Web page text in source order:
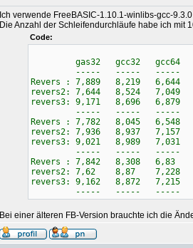
Ich verwende FreeBASIC-1.10.1-winlibs-gcc-
Die Anzahl der Schleifendurchläufe habe ich mit
Code:
gas32 gcc32 gcc64
----- ----- -----
Revers : 7,889 8,219 6,644
revers2: 7,644 8,524 7,049
revers3: 9,171 8,696 6,879
----- ----- -----
Revers : 7,782 8,045 6,548
revers2: 7,936 8,937 7,157
revers3: 9,021 8,989 7,031
----- ----- -----
Revers : 7,842 8,308 6,83
revers2: 7,62 8,87 7,228
revers3: 9,162 8,872 7,215
----- ----- -----
Bei einer älteren FB-Version brauchte ich die